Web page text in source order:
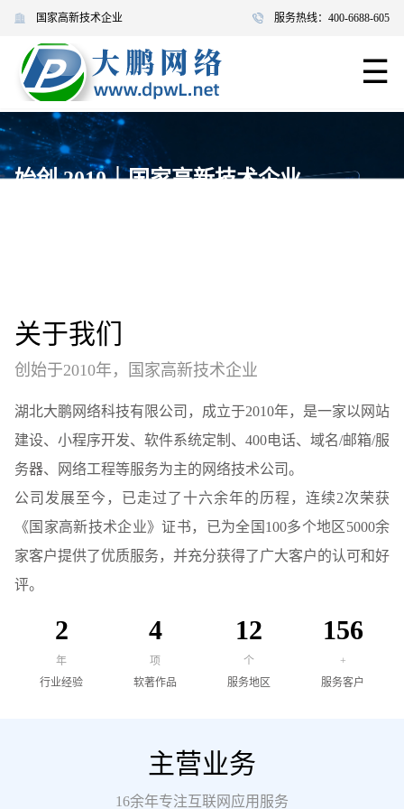
国家高新技术企业 服务热线：400-6688-605
☰
始创 2010｜国家高新技术企业
关于我们
创始于2010年，国家高新技术企业
湖北大鹏网络科技有限公司，成立于2010年，是一家以网站
建设、小程序开发、软件系统定制、400电话、域名/邮箱/服
务器、网络工程等服务为主的网络技术公司。
公司发展至今，已走过了十六余年的历程，连续2次荣获
《国家高新技术企业》证书，已为全国100多个地区5000余
家客户提供了优质服务，并充分获得了广大客户的认可和好
评。
6
年
行业经验
14
项
软著作品
42
个
服务地区
622
+
服务客户
主营业务
16余年专注互联网应用服务